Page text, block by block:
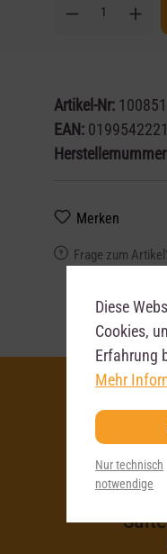
Artikel-Nr:
EAN:
Merken
Frage zum
Diese
Cookies,
Erfahrung
Mehr
Nur technisch
notwendige